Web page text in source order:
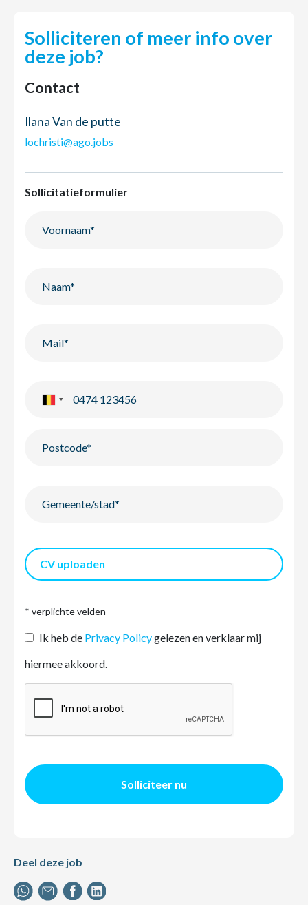
Solliciteren of meer info over
deze job?
Contact
Ilana Van de putte
lochristi@ago.jobs
Sollicitatieformulier
CV uploaden
* verplichte velden
Ik heb de Privacy Policygelezen en verklaar mij
hiermee akkoord.
Solliciteer nu
Deel deze job